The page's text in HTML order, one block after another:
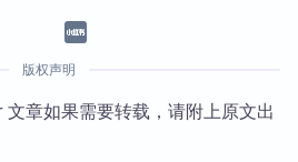
版权声明
章如果需要转载，请附上原文出